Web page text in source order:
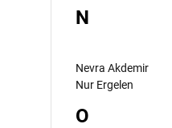
N
Nevra Akdemir
Nur Ergelen
O